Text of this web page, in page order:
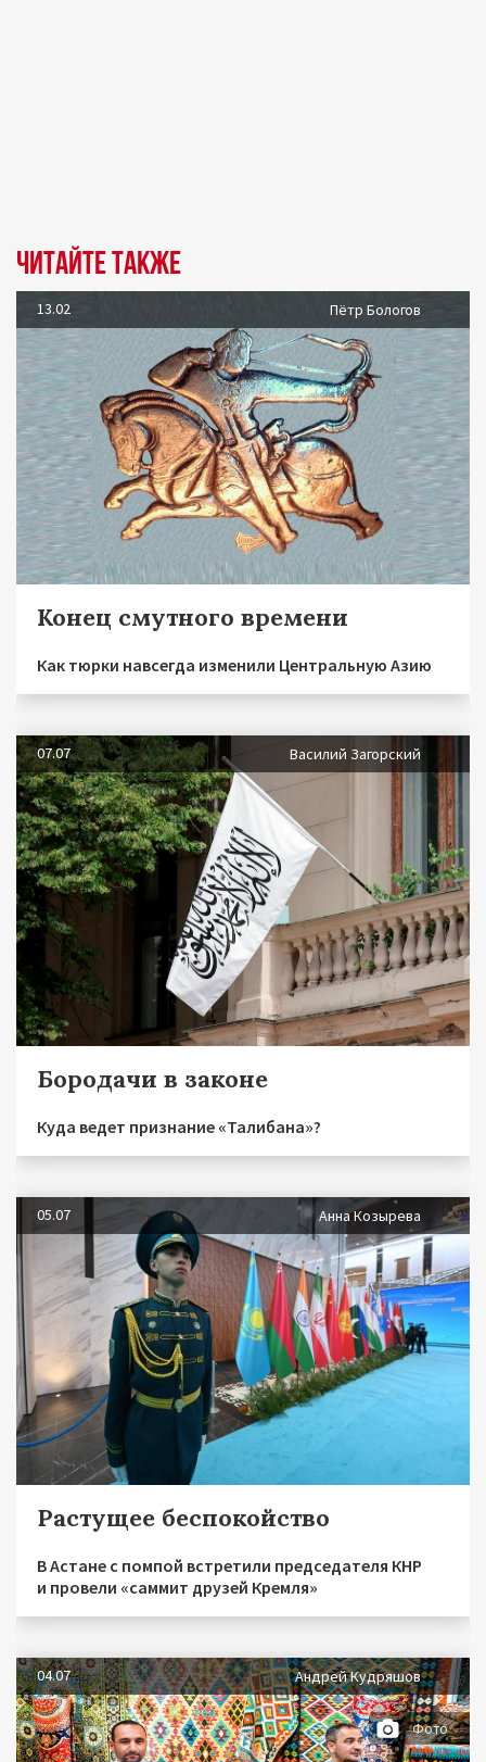
Читайте также
13.02 Пётр Бологов
Конец смутного времени
Как тюрки навсегда изменили Центральную Азию
07.07 Василий Загорский
Бородачи в законе
Куда ведет признание «Талибана»?
05.07 Анна Козырева
Растущее беспокойство
В Астане с помпой встретили председателя КНР
и провели «саммит друзей Кремля»
04.07 Андрей Кудряшов
Фото